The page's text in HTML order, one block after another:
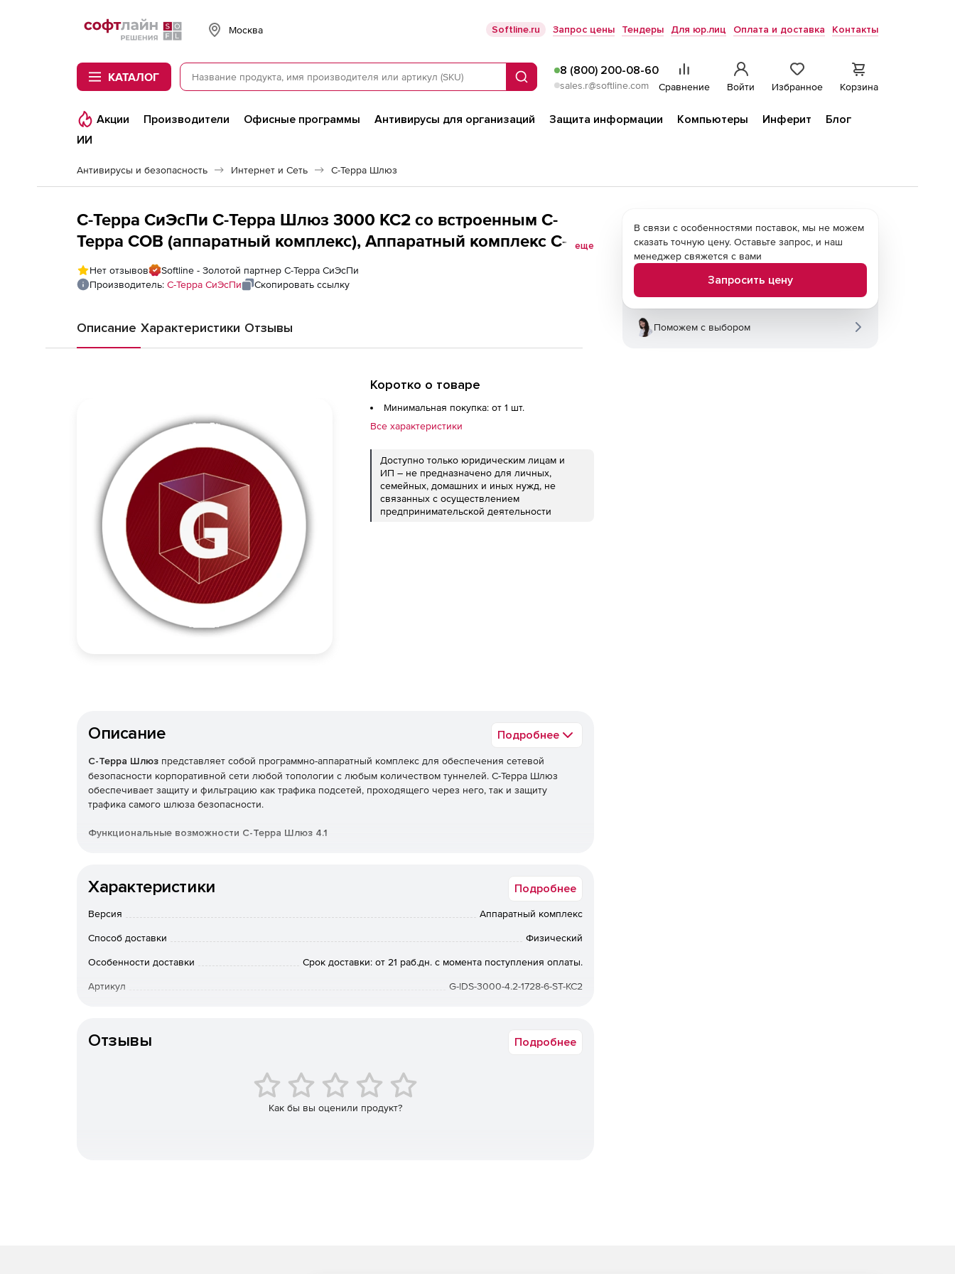
Softline
Москва Softline.ru Запрос цены Тендеры Для юр.лиц Оплата и доставка Контакты
КАТАЛОГ Поиск
8 (800) 200-08-60
sales.r@softline.com Сравнение Войти Избранное Корзина
Акции Производители Офисные программы Антивирусы для организаций Защита информации Компьютеры Инферит
Блог
ИИ
Антивирусы и безопасность Интернет и Сеть С-Терра Шлюз
С-Терра СиЭсПи С-Терра Шлюз 3000 KC2 со встроенным С-
Терра СОВ (аппаратный комплекс), Аппаратный комплекс С-
Терра СОВ Версия 4.2 (G-IDS-3000-4.2-1728-6-ST-KC2)
еще
Нет отзывов
Softline - Золотой партнер С-Терра СиЭсПи
Производитель: С-Терра СиЭсПи Скопировать ссылку
Описание Характеристики Отзывы
Коротко о товаре
Минимальная покупка: от 1 шт.
Все характеристики
Доступно только юридическим лицам и
ИП – не предназначено для личных,
семейных, домашних и иных нужд, не
связанных с осуществлением
предпринимательской деятельности
Описание Подробнее
С-Терра Шлюз представляет собой программно-аппаратный комплекс для обеспечения сетевой
безопасности корпоративной сети любой топологии с любым количеством туннелей. С-Терра Шлюз
обеспечивает защиту и фильтрацию как трафика подсетей, проходящего через него, так и защиту
трафика самого шлюза безопасности.
Функциональные возможности С-Терра Шлюз 4.1
Шифрование и контроль целостности передаваемого трафика по протоколам IPsec ESP и/или IPsec
этом происходит туннелирование трафика.
Интегрированный межсетевой экран, осуществляющий stateful-фильтрацию трафика.
ВЛОЖЕНИЙ В ПРОТОКОЛЕ IPSEC ESP».
Построение защищенных сетей любой сложности
Характеристики Подробнее
Версия Аппаратный комплекс
Способ доставки Физический
Особенности доставки Срок доставки: от 21 раб.дн. с момента поступления оплаты.
Артикул G-lDS-3000-4.2-1728-6-ST-KC2
Отзывы Подробнее
Как бы вы оценили продукт?
В связи с особенностями поставок, мы не можем
сказать точную цену. Оставьте запрос, и наш
менеджер свяжется с вами
Запросить цену
Поможем с выбором